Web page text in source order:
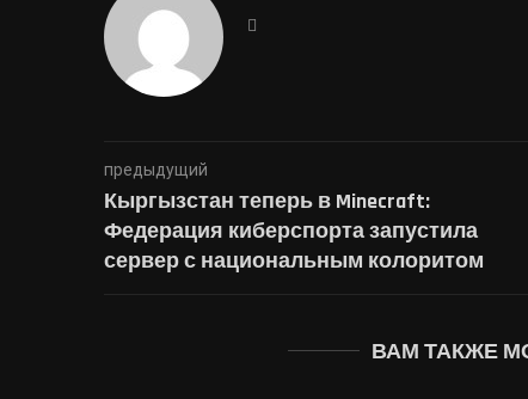
предыдущий
Кыргызстан теперь в Minecraft:
Федерация киберспорта запустила
сервер с национальным колоритом
ВАМ ТАКЖЕ